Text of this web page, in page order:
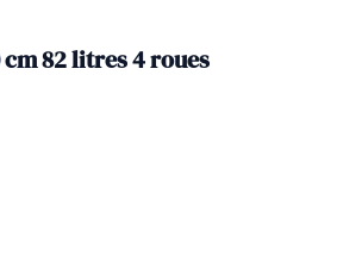
82 litres 4 roues